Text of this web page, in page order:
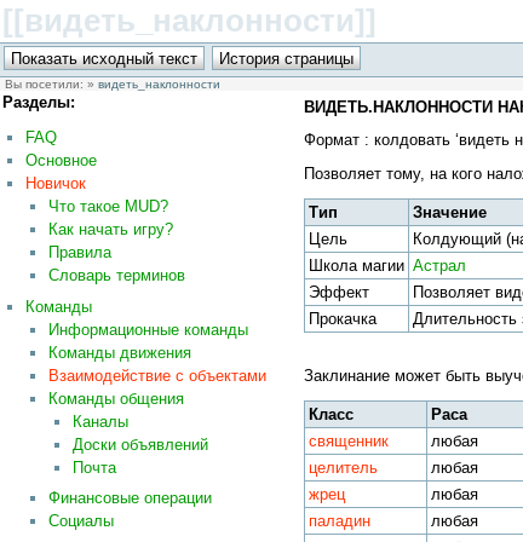
[[видеть_наклонности]]
Вы посетили: » видеть_наклонности
Разделы:
FAQ
Основное
Новичок
Что такое MUD?
Как начать игру?
Правила
Словарь терминов
Команды
Информационные команды
Команды движения
Взаимодействие с объектами
Команды общения
Каналы
Доски объявлений
Почта
Финансовые операции
Социалы
ВИДЕТЬ.НАКЛОННОСТИ
Формат : колдовать ‘видеть
Позволяет тому, на кого
Тип
Значение
Цель
Колдующий
Школа магии Астрал
Эффект
Позволяет
Прокачка
Длительность
Заклинание может быть
Класс Раса
священник
любая
целитель
любая
жрец
любая
паладин
любая